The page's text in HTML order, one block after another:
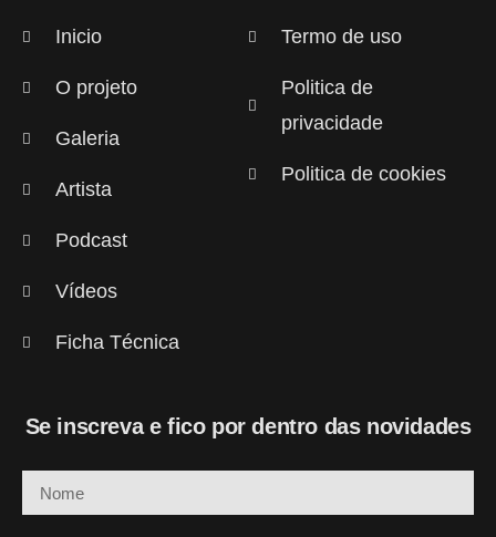
Inicio
O projeto
Galeria
Artista
Podcast
Vídeos
Ficha Técnica
Termo de uso
Politica de
privacidade
Politica de cookies
Se inscreva e fico por dentro das novidades